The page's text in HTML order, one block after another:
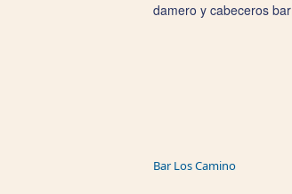
damero y cabeceros
Bar Los Camino